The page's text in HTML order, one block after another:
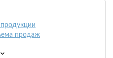
продаж